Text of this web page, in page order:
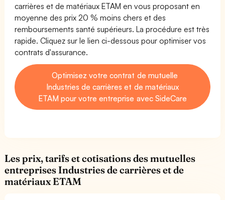
carrières et de matériaux ETAM en vous proposant en
moyenne des prix 20 % moins chers et des
remboursements santé supérieurs. La procédure est très
rapide. Cliquez sur le lien ci-dessous pour optimiser vos
contrats d'assurance.
Optimisez votre contrat de mutuelle
Industries de carrières et de matériaux
ETAM pour votre entreprise avec SideCare
Les prix, tarifs et cotisations des mutuelles
entreprises Industries de carrières et de
matériaux ETAM